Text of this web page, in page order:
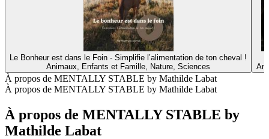
Le Bonheur est dans le Foin - Simplifie l’alimentation de ton cheval !
Animaux, Enfants et Famille, Nature, Sciences
À propos de MENTALLY STABLE by Mathilde Labat
À propos de MENTALLY STABLE by Mathilde Labat
À propos de MENTALLY STABLE by
Mathilde Labat